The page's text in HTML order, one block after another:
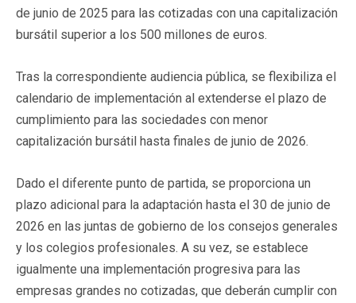
de junio de 2025 para las cotizadas con una capitalización
bursátil superior a los 500 millones de euros.
Tras la correspondiente audiencia pública, se flexibiliza el
calendario de implementación al extenderse el plazo de
cumplimiento para las sociedades con menor
capitalización bursátil hasta finales de junio de 2026.
Dado el diferente punto de partida, se proporciona un
plazo adicional para la adaptación hasta el 30 de junio de
2026 en las juntas de gobierno de los consejos generales
y los colegios profesionales. A su vez, se establece
igualmente una implementación progresiva para las
empresas grandes no cotizadas, que deberán cumplir con